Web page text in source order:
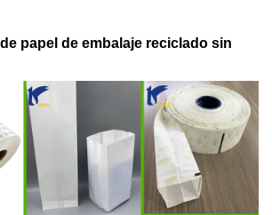
papel de embalaje reciclado sin